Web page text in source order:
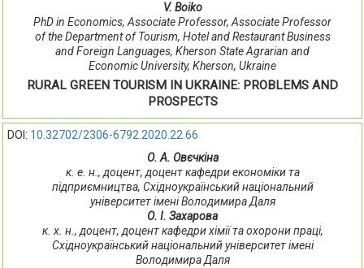
V. Boiko
PhD in Economics, Associate Professor, Associate Professor
of the Department of Tourism, Hotel and Restaurant Business
and Foreign Languages, Kherson State Agrarian and
Economic University, Kherson, Ukraine
RURAL GREEN TOURISM IN UKRAINE: PROBLEMS AND
PROSPECTS
DOI: 10.32702/2306-6792.2020.22.66
О. А. Овєчкіна
к. е. н., доцент, доцент кафедри економіки та
підприємництва, Східноукраїнський національний
університет імені Володимира Даля
О. І. Захарова
к. х. н., доцент, доцент кафедри хімії та охорони праці,
Східноукраїнський національний університет імені
Володимира Даля